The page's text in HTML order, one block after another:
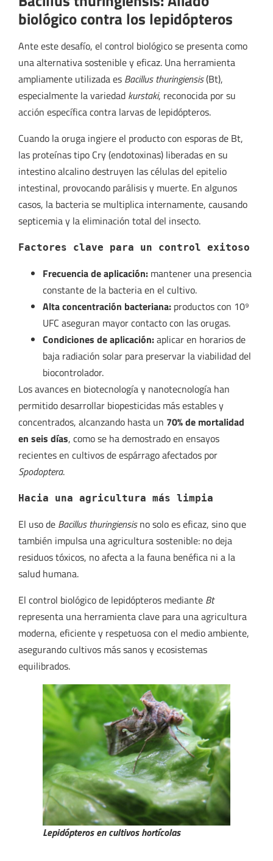
biológico contra los lepidópteros
Ante este desafío, el control biológico se presenta como
una alternativa sostenible y eficaz. Una herramienta
ampliamente utilizada es Bacillus thuringiensis(Bt),
especialmente la variedad kurstaki, reconocida por su
acción específica contra larvas de lepidópteros.
Cuando la oruga ingiere el producto con esporas de Bt,
las proteínas tipo Cry (endotoxinas) liberadas en su
intestino alcalino destruyen las células del epitelio
intestinal, provocando parálisis y muerte. En algunos
casos, la bacteria se multiplica internamente, causando
septicemia y la eliminación total del insecto.
Factores clave para un control exitoso
Frecuencia de aplicación: mantener una presencia
constante de la bacteria en el cultivo.
Alta concentración bacteriana: productos con 10⁹
UFC aseguran mayor contacto con las orugas.
Condiciones de aplicación:aplicar en horarios de
baja radiación solar para preservar la viabilidad del
biocontrolador.
Los avances en biotecnología y nanotecnología han
permitido desarrollar biopesticidas más estables y
concentrados, alcanzando hasta un 70% de mortalidad
en seis días, como se ha demostrado en ensayos
recientes en cultivos de espárrago afectados por
Spodoptera.
Hacia una agricultura más limpia
El uso de Bacillus thuringiensisno solo es eficaz, sino que
también impulsa una agricultura sostenible: no deja
residuos tóxicos, no afecta a la fauna benéfica ni a la
salud humana.
El control biológico de lepidópteros mediante Bt
representa una herramienta clave para una agricultura
moderna, eficiente y respetuosa con el medio ambiente,
asegurando cultivos más sanos y ecosistemas
equilibrados.
Lepidópteros en cultivos hortícolas